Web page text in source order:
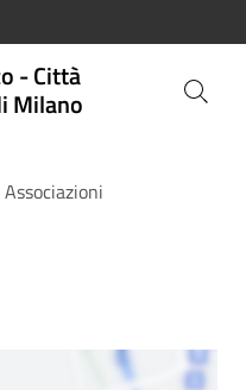
- Città
Milano
Associazioni